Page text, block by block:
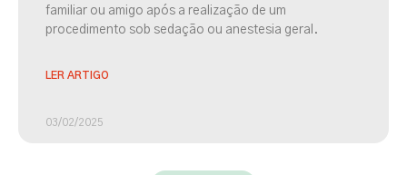
familiar ou amigo após a realização de um
procedimento sob sedação ou anestesia geral.
LER ARTIGO
03/02/2025